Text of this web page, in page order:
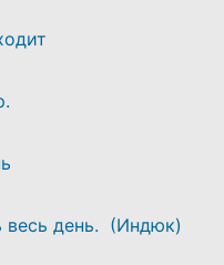
весь день. (Индюк)